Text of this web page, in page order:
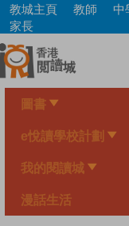
Skip
main
content
教城主頁 教師 中
家長
圖書
e悅讀學校計劃
我的閱讀城
漫話生活